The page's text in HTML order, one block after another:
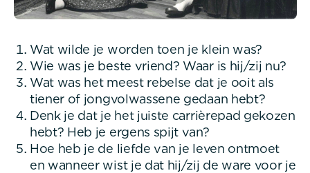
Wat wilde je worden toen je klein was?
Wie was je beste vriend? Waar is hij/zij nu?
Wat was het meest rebelse dat je ooit als
tiener of jongvolwassene gedaan hebt?
Denk je dat je het juiste carrièrepad gekozen
hebt? Heb je ergens spijt van?
Hoe heb je de liefde van je leven ontmoet
en wanneer wist je dat hij/zij de ware voor je